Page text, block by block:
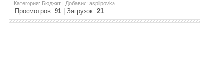
Категория: Бюджет | Добавил: asplipovka
Просмотров: 91 Загрузок: 21